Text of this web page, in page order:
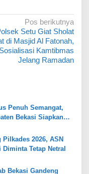
Pos berikutnya
Setu Giat Sholat
di Masjid Al Fatonah,
Sosialisasi Kamtibmas
Jelang Ramadan
Penuh Semangat,
Bekasi Siapkan
Pilkades 2026, ASN
Diminta Tetap Netral
Bekasi Gandeng